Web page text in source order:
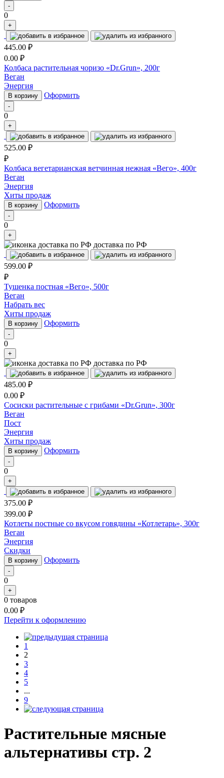
-
0
+
445.00 ₽
0.00 ₽
Колбаса растительная чоризо «Dr.Grun», 200г
Веган
Энергия
В корзину Оформить
-
0
+
525.00 ₽
₽
Колбаса вегетарианская ветчинная нежная «Вего», 400г
Веган
Энергия
Хиты продаж
В корзину Оформить
-
0
+
доставка по РФ
599.00 ₽
₽
Тушенка постная «Вего», 500г
Веган
Набрать вес
Хиты продаж
В корзину Оформить
-
0
+
доставка по РФ
485.00 ₽
0.00 ₽
Сосиски растительные с грибами «Dr.Grun», 300г
Веган
Пост
Энергия
Хиты продаж
В корзину Оформить
-
0
+
375.00 ₽
399.00 ₽
Котлеты постные со вкусом говядины «Котлетарь», 300г
Веган
Энергия
Скидки
В корзину Оформить
-
0
+
0 товаров
0.00 ₽
Перейти к оформлению
1
2
3
4
5
...
9
Растительные мясные
альтернативы стр. 2